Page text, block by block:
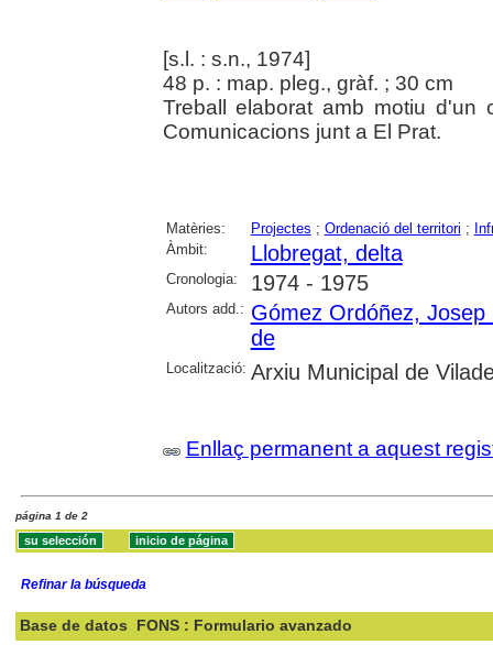
[s.l. : s.n., 1974]
48 p. : map. pleg., gràf. ; 30 cm
Treball elaborat amb motiu
Comunicacions junt a El Prat.
Matèries: Projectes ; Ordenació del territori ;
Àmbit:
Llobregat, delta
Cronologia: 1974 - 1975
Autors add.: Gómez Ordóñez, Josep
de
Localització: Arxiu Municipal de
Enllaç permanent a aquest
página 1 de 2
Refinar la búsqueda
Base de datos FONS : Formulario avanzado